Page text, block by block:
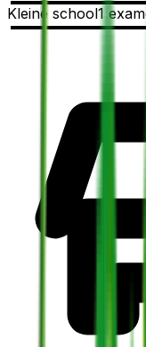
Kleine school1